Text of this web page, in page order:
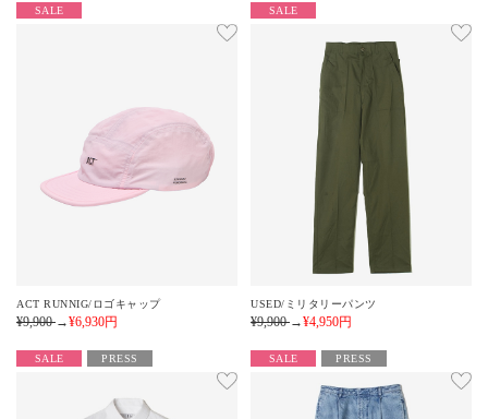
SALE
ACT RUNNIG/ロゴキャップ
¥9,900→¥6,930円
SALE
USED/ミリタリーパンツ
¥9,900→¥4,950円
SALE PRESS SALE PRESS